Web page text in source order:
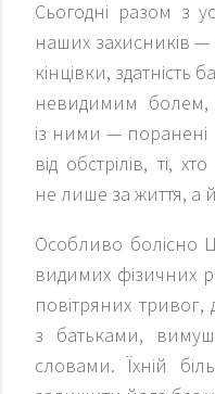
Сьогодні разом з
наших захисників —
кінцівки,
невидимим болем,
із ними — поранені
від обстрілів, ті,
не лише за життя, а
Особливо болісно
видимих фізичних
повітряних
з батьками,
словами. Їхній